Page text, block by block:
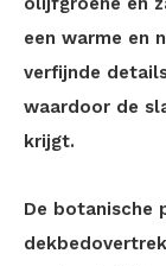
een warme en
verfijnde
waardoor de
krijgt.
De botanische